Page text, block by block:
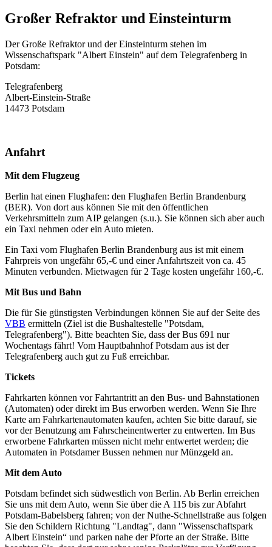
Großer Refraktor und Einsteinturm
Der Große Refraktor und der Einsteinturm stehen im
Wissenschaftspark "Albert Einstein" auf dem Telegrafenberg in
Potsdam:
Telegrafenberg
Albert-Einstein-Straße
14473 Potsdam
Anfahrt
Mit dem Flugzeug
Berlin hat einen Flughafen: den Flughafen Berlin Brandenburg
(BER). Von dort aus können Sie mit den öffentlichen
Verkehrsmitteln zum AIP gelangen (s.u.). Sie können sich aber auch
ein Taxi nehmen oder ein Auto mieten.
Ein Taxi vom Flughafen Berlin Brandenburg aus ist mit einem
Fahrpreis von ungefähr 65,-€ und einer Anfahrtszeit von ca. 45
Minuten verbunden. Mietwagen für 2 Tage kosten ungefähr 160,-€.
Mit Bus und Bahn
Die für Sie günstigsten Verbindungen können Sie auf der Seite des
VBB ermitteln (Ziel ist die Bushaltestelle "Potsdam,
Telegrafenberg"). Bitte beachten Sie, dass der Bus 691 nur
Wochentags fährt! Vom Hauptbahnhof Potsdam aus ist der
Telegrafenberg auch gut zu Fuß erreichbar.
Tickets
Fahrkarten können vor Fahrtantritt an den Bus- und Bahnstationen
(Automaten) oder direkt im Bus erworben werden. Wenn Sie Ihre
Karte am Fahrkartenautomaten kaufen, achten Sie bitte darauf, sie
vor der Benutzung am Fahrscheinentwerter zu entwerten. Im Bus
erworbene Fahrkarten müssen nicht mehr entwertet werden; die
Automaten in Potsdamer Bussen nehmen nur Münzgeld an.
Mit dem Auto
Potsdam befindet sich südwestlich von Berlin. Ab Berlin erreichen
Sie uns mit dem Auto, wenn Sie über die A 115 bis zur Abfahrt
Potsdam-Babelsberg fahren; von der Nuthe-Schnellstraße aus folgen
Sie den Schildern Richtung "Landtag", dann "Wissenschaftspark
Albert Einstein“ und parken nahe der Pforte an der Straße. Bitte